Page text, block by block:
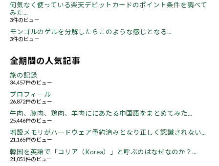
何気なく使っている楽天デビットカードのポイント条件を調べて
みた...
3件のビュー
モンゴルのゲルを分解したらこのような感じとなる...
3件のビュー
全期間の人気記事
旅の記録
34,457件のビュー
プロフィール
26,872件のビュー
牛肉、豚肉、鶏肉、羊肉ににあたる中国語をまとめてみた...
25,446件のビュー
増設メモリがハードウェア予約済みとなり正しく認識されない...
21,165件のビュー
韓国を英語で「コリア（Korea）」と呼ぶのはなぜなのか？...
21,051件のビュー